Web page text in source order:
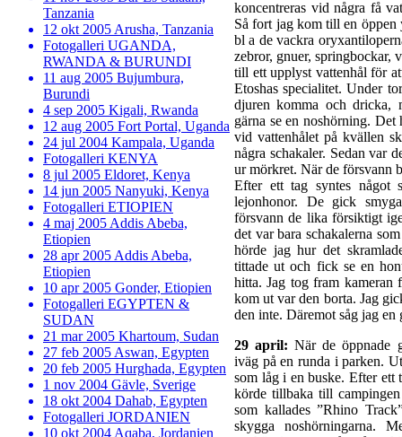
Tanzania
12 okt 2005 Arusha, Tanzania
Fotogalleri UGANDA,
RWANDA & BURUNDI
11 aug 2005 Bujumbura,
Burundi
4 sep 2005 Kigali, Rwanda
12 aug 2005 Fort Portal, Uganda
24 jul 2004 Kampala, Uganda
Fotogalleri KENYA
8 jul 2005 Eldoret, Kenya
14 jun 2005 Nanyuki, Kenya
Fotogalleri ETIOPIEN
4 maj 2005 Addis Abeba,
Etiopien
28 apr 2005 Addis Abeba,
Etiopien
10 apr 2005 Gonder, Etiopien
Fotogalleri EGYPTEN &
SUDAN
21 mar 2005 Khartoum, Sudan
27 feb 2005 Aswan, Egypten
20 feb 2005 Hurghada, Egypten
1 nov 2004 Gävle, Sverige
18 okt 2004 Dahab, Egypten
Fotogalleri JORDANIEN
10 okt 2004 Aqaba, Jordanien
koncentreras vid några få
Så fort jag kom till en öppen
bl a de vackra
zebror, gnuer, springbockar,
till ett upplyst vattenhål för
Etoshas specialitet. Under
djuren komma och dricka,
gärna se en noshörning.
vid vattenhålet på kvällen
några schakaler. Sedan var
ur mörkret. När de försvann
Efter ett tag syntes
lejonhonor. De gick
försvann de lika försiktigt
det var bara schakalerna
hörde jag hur det
tittade ut och fick se en
hitta. Jag tog fram
kom ut var den borta. Jag
den inte. Däremot såg jag en
29 april: När de öppnade
iväg på en runda i parken.
som låg i en buske. Efter ett
körde tillbaka till
som kallades ”Rhino
skygga noshörningarna.